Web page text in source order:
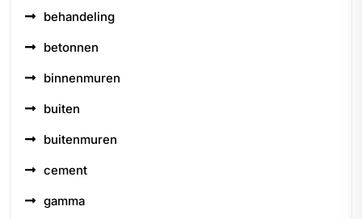
behandeling
betonnen
binnenmuren
buiten
buitenmuren
cement
gamma